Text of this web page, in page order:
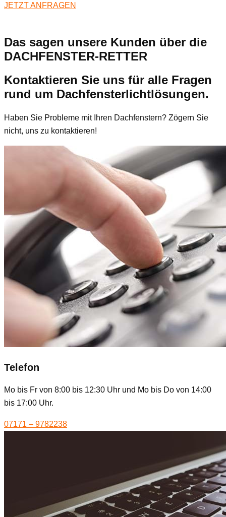
JETZT ANFRAGEN
Das sagen unsere Kunden über die
DACHFENSTER-RETTER
Kontaktieren Sie uns für alle Fragen
rund um Dachfensterlichtlösungen.
Haben Sie Probleme mit Ihren Dachfenstern? Zögern Sie
nicht, uns zu kontaktieren!
Telefon
Mo bis Fr von 8:00 bis 12:30 Uhr und Mo bis Do von 14:00
bis 17:00 Uhr.
07171 – 9782238